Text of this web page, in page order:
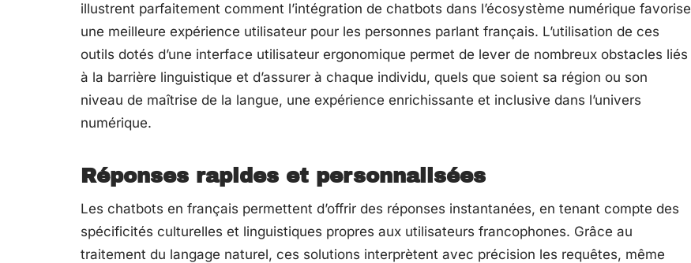
illustrent parfaitement comment l’intégration de chatbots dans l’écosystème numérique favorise
une meilleure expérience utilisateur pour les personnes parlant français. L’utilisation de ces
outils dotés d’une interface utilisateur ergonomique permet de lever de nombreux obstacles liés
à la barrière linguistique et d’assurer à chaque individu, quels que soient sa région ou son
niveau de maîtrise de la langue, une expérience enrichissante et inclusive dans l’univers
numérique.
Réponses rapides et personnalisées
Les chatbots en français permettent d’offrir des réponses instantanées, en tenant compte des
spécificités culturelles et linguistiques propres aux utilisateurs francophones. Grâce au
traitement du langage naturel, ces solutions interprètent avec précision les requêtes, même